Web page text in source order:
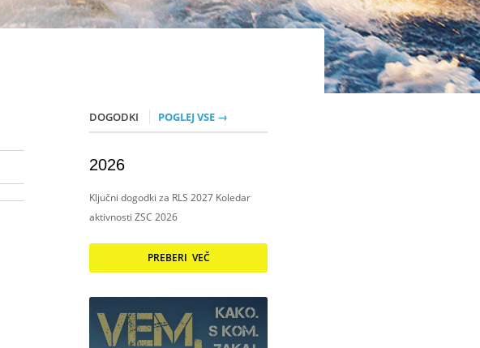
DOGODKI POGLEJ VSE →
2026
Ključni dogodki za RLS 2027 Koledar
aktivnosti ZSC 2026
PREBERI VEČ